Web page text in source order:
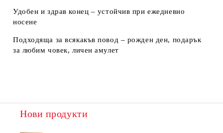
Удобен и здрав конец – устойчив при ежедневно
носене
Подходяща за всякакъв повод – рожден ден, подарък
за любим човек, личен амулет
Нови продукти